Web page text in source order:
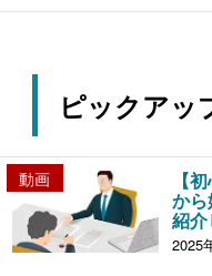
ピックアッ
動画 【
か
紹
2025